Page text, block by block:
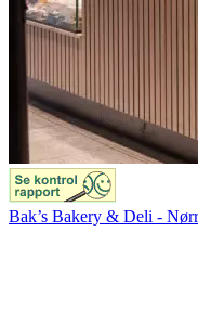
Bak’s Bakery & Deli -